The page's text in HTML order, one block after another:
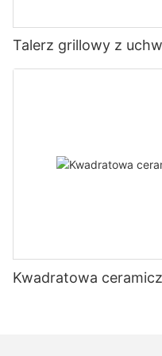
Talerz grillowy z
Kwadratowa